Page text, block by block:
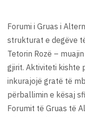
Forumi i Gruas i
strukturat e degëve
Tetorin Rozë –
gjirit. Aktiviteti kishte
inkurajojë gratë të
përballimin e kësaj
Forumit të Gruas të